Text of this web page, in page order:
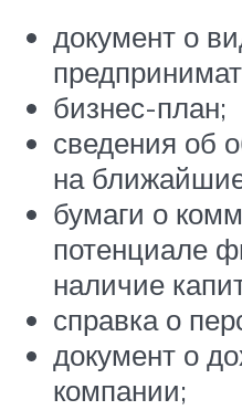
документ о
бизнес-план;
сведения об
на
бумаги о
потенциале
наличие
справка о
документ о
компании;